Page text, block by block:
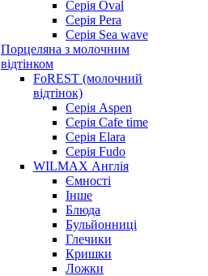
Серія Oval
Серія Pera
Серія Sea wave
Порцеляна з молочним
відтінком
FoREST (молочний
відтінок)
Серія Aspen
Серія Cafe time
Серія Elara
Серія Fudo
WILMAX Англія
Ємності
Інше
Блюда
Бульйонниці
Глечики
Кришки
Ложки